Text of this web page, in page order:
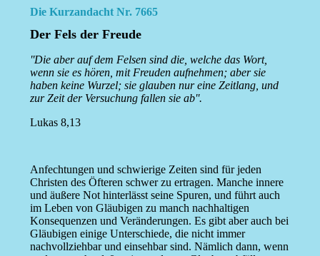
Die Kurzandacht Nr. 7665
Der Fels der Freude
''Die aber auf dem Felsen sind die, welche das Wort,
wenn sie es hören, mit Freuden aufnehmen; aber sie
haben keine Wurzel; sie glauben nur eine Zeitlang, und
zur Zeit der Versuchung fallen sie ab''.
Lukas 8,13
Anfechtungen und schwierige Zeiten sind für jeden
Christen des Öfteren schwer zu ertragen. Manche innere
und äußere Not hinterlässt seine Spuren, und führt auch
im Leben von Gläubigen zu manch nachhaltigen
Konsequenzen und Veränderungen. Es gibt aber auch bei
Gläubigen einige Unterschiede, die nicht immer
nachvollziehbar und einsehbar sind. Nämlich dann, wenn